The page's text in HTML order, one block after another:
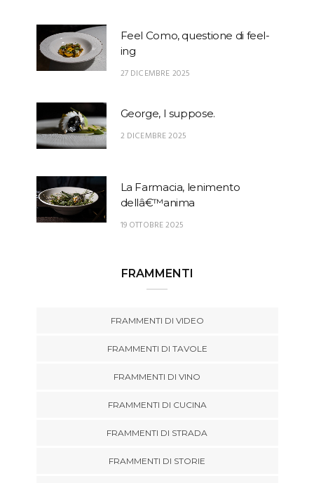
Feel Como, questione di feel-
ing
27 DICEMBRE 2025
George, I suppose.
2 DICEMBRE 2025
La Farmacia, lenimento
dellâ€™anima
19 OTTOBRE 2025
FRAMMENTI
FRAMMENTI DI VIDEO
FRAMMENTI DI TAVOLE
FRAMMENTI DI VINO
FRAMMENTI DI CUCINA
FRAMMENTI DI STRADA
FRAMMENTI DI STORIE